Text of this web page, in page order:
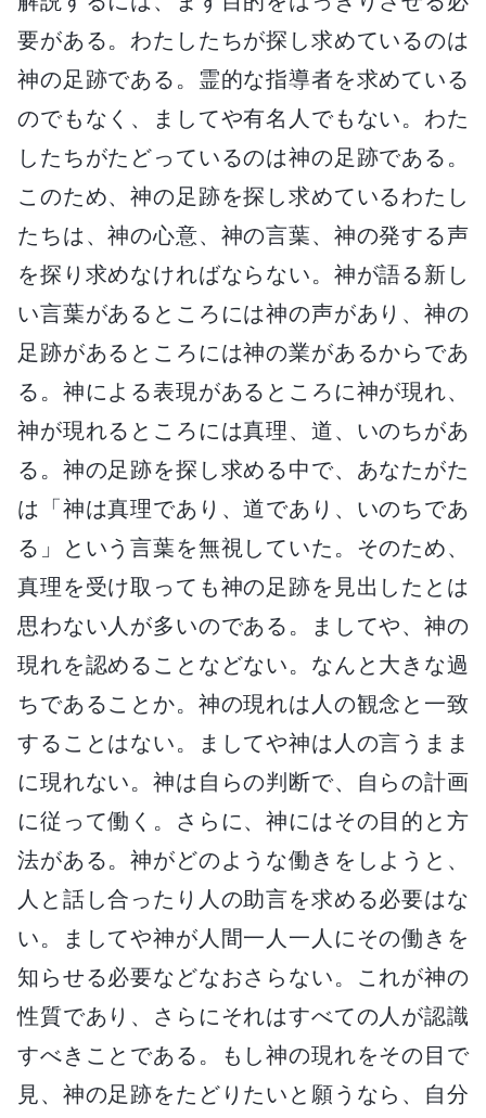
要がある。わたしたちが探し求めているのは
神の足跡である。霊的な指導者を求めている
のでもなく、ましてや有名人でもない。わた
したちがたどっているのは神の足跡である。
このため、神の足跡を探し求めているわたし
たちは、神の心意、神の言葉、神の発する声
を探り求めなければならない。神が語る新し
い言葉があるところには神の声があり、神の
足跡があるところには神の業があるからであ
る。神による表現があるところに神が現れ、
神が現れるところには真理、道、いのちがあ
る。神の足跡を探し求める中で、あなたがた
は「神は真理であり、道であり、いのちであ
る」という言葉を無視していた。そのため、
真理を受け取っても神の足跡を見出したとは
思わない人が多いのである。ましてや、神の
現れを認めることなどない。なんと大きな過
ちであることか。神の現れは人の観念と一致
することはない。ましてや神は人の言うまま
に現れない。神は自らの判断で、自らの計画
に従って働く。さらに、神にはその目的と方
法がある。神がどのような働きをしようと、
人と話し合ったり人の助言を求める必要はな
い。ましてや神が人間一人一人にその働きを
知らせる必要などなおさらない。これが神の
性質であり、さらにそれはすべての人が認識
すべきことである。もし神の現れをその目で
見、神の足跡をたどりたいと願うなら、自分